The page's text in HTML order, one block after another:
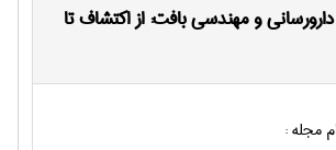
دارورسانی و مهندسی بافت: از اکتشاف تا
مجله :